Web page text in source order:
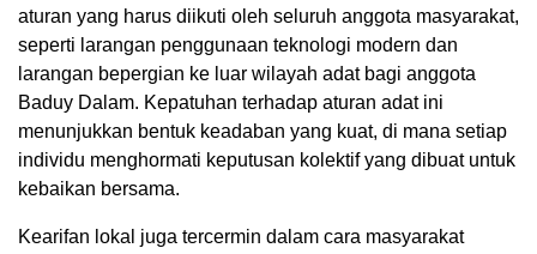
aturan yang harus diikuti oleh seluruh anggota masyarakat,
seperti larangan penggunaan teknologi modern dan
larangan bepergian ke luar wilayah adat bagi anggota
Baduy Dalam. Kepatuhan terhadap aturan adat ini
menunjukkan bentuk keadaban yang kuat, di mana setiap
individu menghormati keputusan kolektif yang dibuat untuk
kebaikan bersama.
Kearifan lokal juga tercermin dalam cara masyarakat